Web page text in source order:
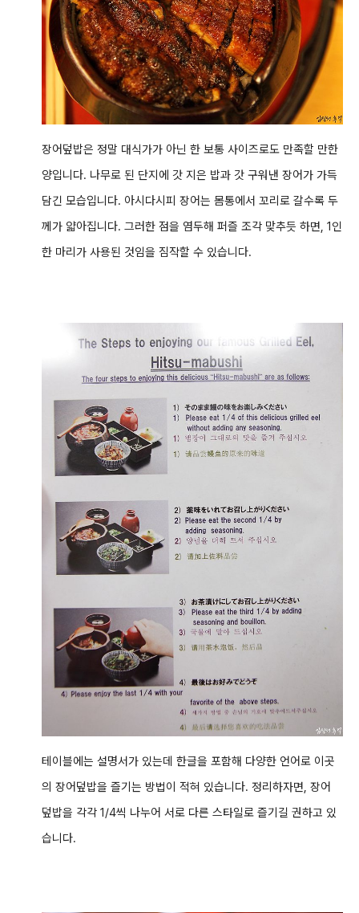
장어덮밥은 정말 대식가가 아닌 한 보통 사이즈로도 만족할 만한
양입니다. 나무로 된 단지에 갓 지은 밥과 갓 구워낸 장어가 가득
담긴 모습입니다. 아시다시피 장어는 몸통에서 꼬리로 갈수록 두
께가 얇아집니다. 그러한 점을 염두해 퍼즐 조각 맞추듯 하면, 1인
한 마리가 사용된 것임을 짐작할 수 있습니다.
테이블에는 설명서가 있는데 한글을 포함해 다양한 언어로 이곳
의 장어덮밥을 즐기는 방법이 적혀 있습니다. 정리하자면, 장어
덮밥을 각각 1/4씩 나누어 서로 다른 스타일로 즐기길 권하고 있
습니다.